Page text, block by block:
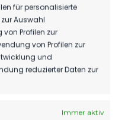
für personalisierte
Auswahl
von Profilen zur
von Profilen zur
und
reduzierter Daten zur
Immer aktiv
WEG ZUM
JACOBI!